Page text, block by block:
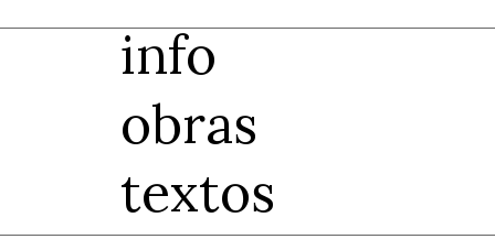
info
obras
textos